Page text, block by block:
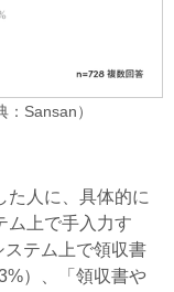
Sansan）
人に、具体的に
ム上で手入力す
ステム上で領収書
）、「領収書や